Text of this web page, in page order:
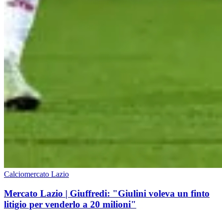
Calciomercato Lazio
Mercato Lazio | Giuffredi: "Giulini voleva un finto
litigio per venderlo a 20 milioni"